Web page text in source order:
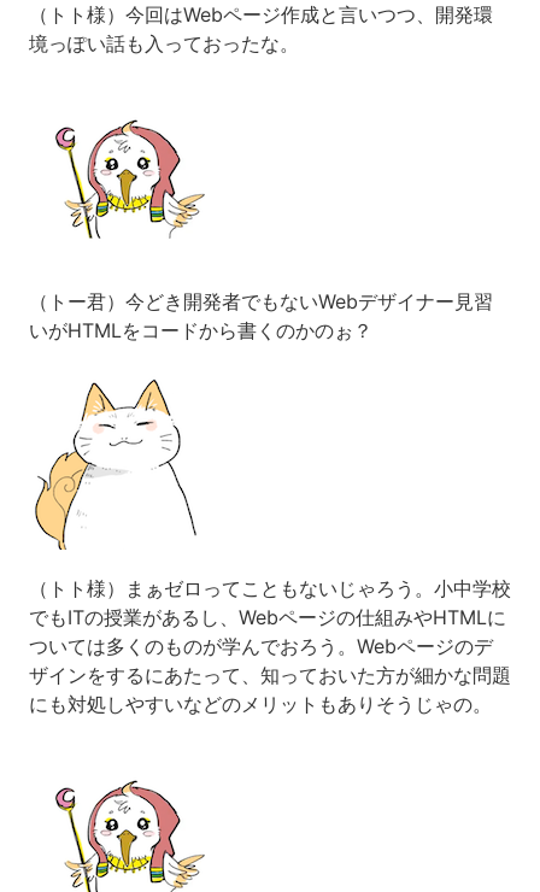
（トト様）今回はWebページ作成と言いつつ、開発環
境っぽい話も入っておったな。
（トー君）今どき開発者でもないWebデザイナー見習
いがHTMLをコードから書くのかのぉ？
（トト様）まぁゼロってこともないじゃろう。小中学校
でもITの授業があるし、Webページの仕組みやHTMLに
ついては多くのものが学んでおろう。Webページのデ
ザインをするにあたって、知っておいた方が細かな問題
にも対処しやすいなどのメリットもありそうじゃの。